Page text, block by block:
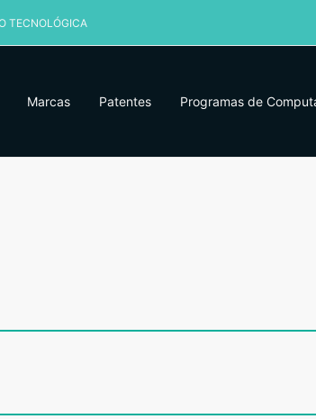
TECNOLÓGICA
Marcas Patentes Programas de